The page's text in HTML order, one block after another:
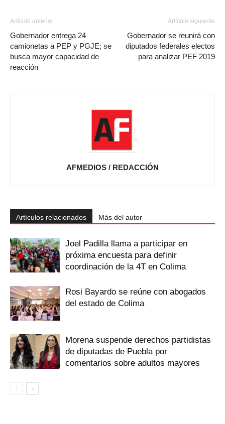
Artículo anterior
Gobernador entrega 24
camionetas a PEP y PGJE; se
busca mayor capacidad de
reacción
Artículo siguiente
Gobernador se reunirá con
diputados federales electos
para analizar PEF 2019
AFMEDIOS / REDACCIÓN
Artículos relacionados Más del autor
Joel Padilla llama a participar en
próxima encuesta para definir
coordinación de la 4T en Colima
Rosi Bayardo se reúne con abogados
del estado de Colima
Morena suspende derechos partidistas
de diputadas de Puebla por
comentarios sobre adultos mayores